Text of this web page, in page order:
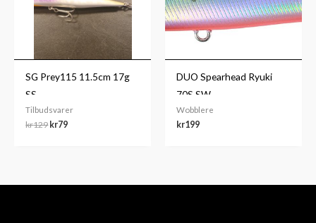
SG Prey115 11.5cm 17g
SS
Tilbudsvarer
kr129kr79
DUO Spearhead Ryuki
70S SW
Wobblere
kr199